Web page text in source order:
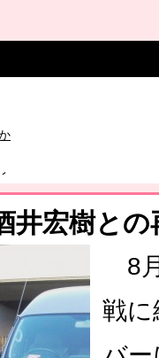
個」
井宏樹と
8
戦に